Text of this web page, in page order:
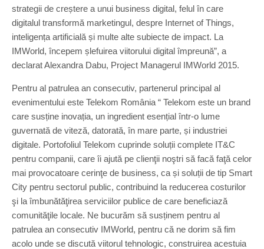
strategii de creștere a unui business digital, felul în care
digitalul transformă marketingul, despre Internet of Things,
inteligența artificială și multe alte subiecte de impact. La
IMWorld, începem șlefuirea viitorului digital împreună”, a
declarat Alexandra Dabu, Project Managerul IMWorld 2015.
Pentru al patrulea an consecutiv, partenerul principal al
evenimentului este Telekom România “ Telekom este un brand
care susține inovația, un ingredient esențial într-o lume
guvernată de viteză, datorată, în mare parte, și industriei
digitale. Portofoliul Telekom cuprinde soluții complete IT&C
pentru companii, care îi ajută pe clienţii noştri să facă faţă celor
mai provocatoare cerinţe de business, ca și soluții de tip Smart
City pentru sectorul public, contribuind la reducerea costurilor
şi la îmbunătăţirea serviciilor publice de care beneficiază
comunităţile locale. Ne bucurăm să susținem pentru al
patrulea an consecutiv IMWorld, pentru că ne dorim să fim
acolo unde se discută viitorul tehnologic, construirea acestuia